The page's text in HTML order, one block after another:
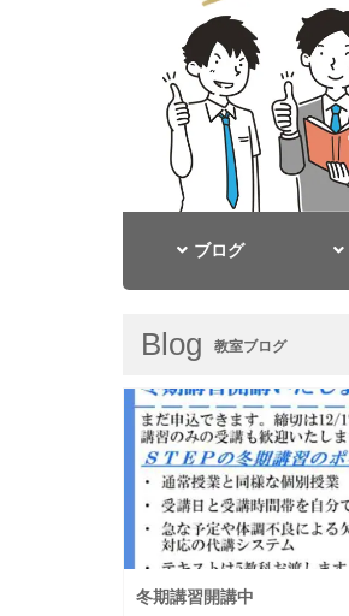
ブログ
Blog 教室ブログ
冬期講習開講中